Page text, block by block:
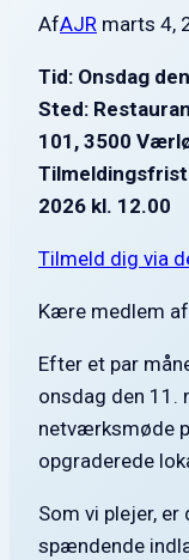
AfAJR marts 4,
Tid: Onsdag
Sted:
101, 3500
2026 kl. 12.00
Tilmeld dig via
Kære medlem
Efter et par
onsdag den 11.
netværksmøde
opgraderede
Som vi plejer,
spændende